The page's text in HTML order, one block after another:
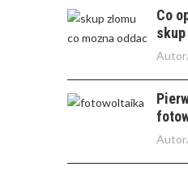
Co
skup